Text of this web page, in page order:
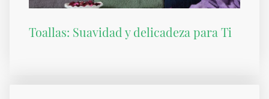
Toallas: Suavidad y delicadeza para Ti